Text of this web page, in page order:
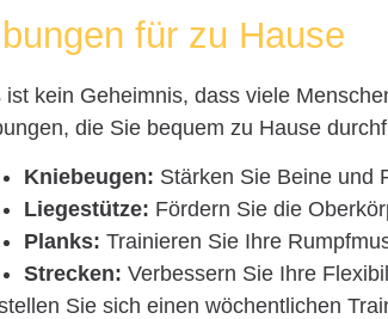
für zu Hause
ist kein Geheimnis, dass viele
die Sie bequem zu Hause
Kniebeugen: Stärken Sie Beine und
Liegestütze: Fördern Sie die
Planks: Trainieren Sie Ihre
Strecken: Verbessern Sie Ihre
Sie sich einen wöchentlichen